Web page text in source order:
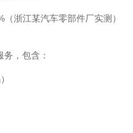
浙江某汽车零部件厂实测）
，包含：